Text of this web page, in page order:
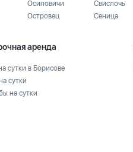
Осиповичи
Островец
Свислочь
Сеница
аренда
сутки в Борисове
сутки
на сутки